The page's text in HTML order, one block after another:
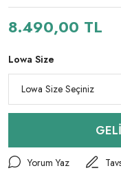
8.490,00 TL
Lowa Size
Yorum Yaz